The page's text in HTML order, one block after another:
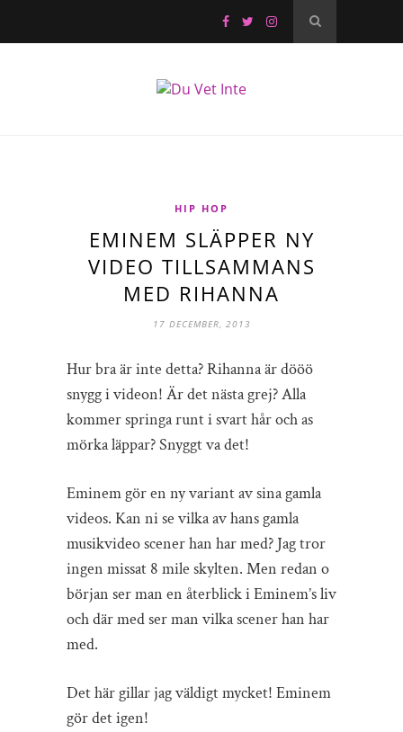
HIP HOP
EMINEM SLÄPPER NY
VIDEO TILLSAMMANS
MED RIHANNA
17 DECEMBER, 2013
Hur bra är inte detta? Rihanna är dööö
snygg i videon! Är det nästa grej? Alla
kommer springa runt i svart hår och as
mörka läppar? Snyggt va det!
Eminem gör en ny variant av sina gamla
videos. Kan ni se vilka av hans gamla
musikvideo scener han har med? Jag tror
ingen missat 8 mile skylten. Men redan o
början ser man en återblick i Eminem’s liv
och där med ser man vilka scener han har
med.
Det här gillar jag väldigt mycket! Eminem
gör det igen!